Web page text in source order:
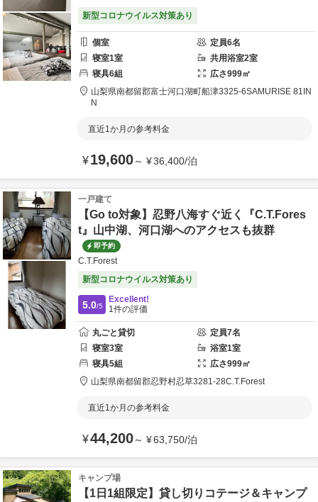
新型コロナウイルス対策あり
個室 定員6名
寝室1室 共用浴室2室
寝具6組 広さ999㎡
山梨県南都留郡富士河口湖町船津3325-6SAMURISE 81IN
N
直近1か月の参考料金
¥19,600～ ¥36,400/泊
一戸建て
【Go to対象】忍野八海すぐ近く『C.T.Fores
t』山中湖、河口湖へのアクセスも抜群
即予約
C.T.Forest
新型コロナウイルス対策あり
5.0/5
Excellent!
1件の評価
丸ごと貸切 定員7名
寝室3室 浴室1室
寝具5組 広さ999㎡
山梨県南都留郡忍野村忍草3281-28C.T.Forest
直近1か月の参考料金
¥44,200～ ¥63,750/泊
キャンプ場
【1日1組限定】貸し切りコテージ＆キャンプ